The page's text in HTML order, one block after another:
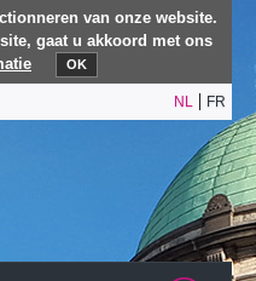
van onze website.
gaat u akkoord met ons
OK
NL FR